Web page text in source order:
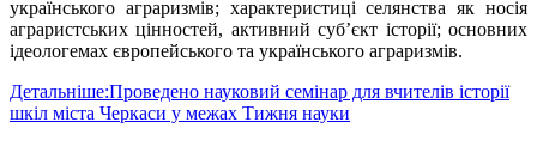
українського аграризмів; характеристиці селянства як носія
аграристських цінностей, активний суб’єкт історії; основних
ідеологемах європейського та українського аграризмів.
Детальніше:Проведено науковий семінар для вчителів історії
шкіл міста Черкаси у межах Тижня науки